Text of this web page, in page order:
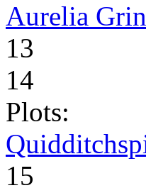
Aurelia
13
14
Plots:
15